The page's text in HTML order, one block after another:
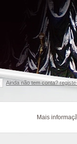
Ainda não tem conta?
Mais